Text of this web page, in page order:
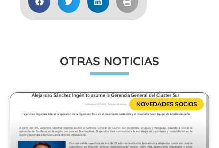
OTRAS NOTICIAS
NOVEDADES SOCIOS